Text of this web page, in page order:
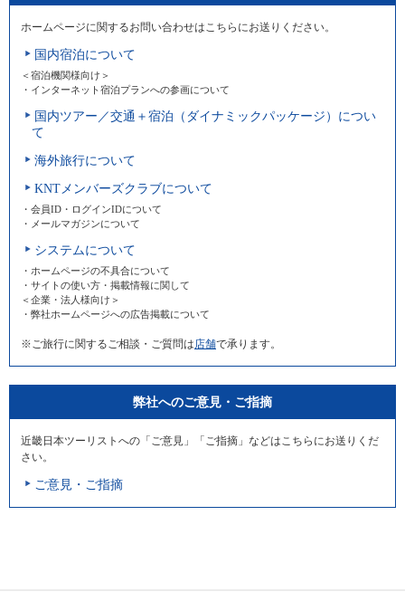
ホームページに関するお問い合わせはこちらにお送りください。
国内宿泊について
＜宿泊機関様向け＞
・インターネット宿泊プランへの参画について
国内ツアー／交通＋宿泊（ダイナミックパッケージ）につい
て
海外旅行について
KNTメンバーズクラブについて
・会員ID・ログインIDについて
・メールマガジンについて
システムについて
・ホームページの不具合について
・サイトの使い方・掲載情報に関して
＜企業・法人様向け＞
・弊社ホームページへの広告掲載について
※ご旅行に関するご相談・ご質問は店舗で承ります。
弊社へのご意見・ご指摘
近畿日本ツーリストへの「ご意見」「ご指摘」などはこちらにお送りくだ
さい。
ご意見・ご指摘